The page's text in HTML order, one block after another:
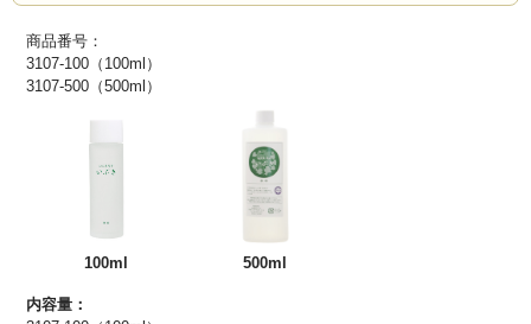
商品番号：
3107-100（100ml）
3107-500（500ml）
100ml 500ml
内容量：